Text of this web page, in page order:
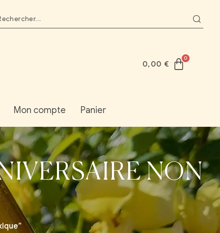
0,00 €
Mon compte Panier
NON